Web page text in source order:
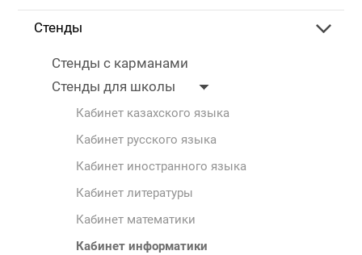
Стенды
Стенды с карманами
Стенды для школы
Кабинет казахского языка
Кабинет русского языка
Кабинет иностранного языка
Кабинет литературы
Кабинет математики
Кабинет информатики